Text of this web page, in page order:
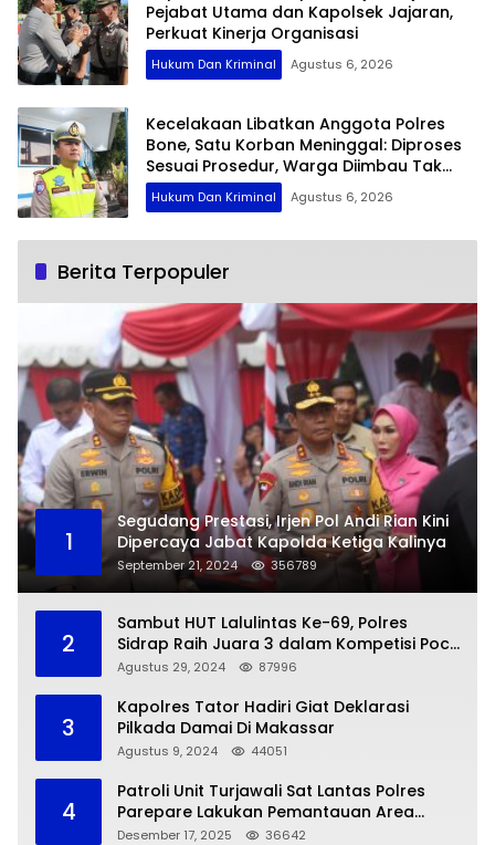
Pejabat Utama dan Kapolsek Jajaran,
Perkuat Kinerja Organisasi
Hukum Dan Kriminal Agustus 6, 2026
Kecelakaan Libatkan Anggota Polres
Bone, Satu Korban Meninggal: Diproses
Sesuai Prosedur, Warga Diimbau Tak
Berspekulasi
Hukum Dan Kriminal Agustus 6, 2026
Berita Terpopuler
1
Segudang Prestasi, Irjen Pol Andi Rian Kini
Dipercaya Jabat Kapolda Ketiga Kalinya
September 21, 2024 356789
2
Sambut HUT Lalulintas Ke-69, Polres
Sidrap Raih Juara 3 dalam Kompetisi Pocil
Zona 5
Agustus 29, 2024 87996
3
Kapolres Tator Hadiri Giat Deklarasi
Pilkada Damai Di Makassar
Agustus 9, 2024 44051
4
Patroli Unit Turjawali Sat Lantas Polres
Parepare Lakukan Pemantauan Area
Larangan Parkir
Desember 17, 2025 36642